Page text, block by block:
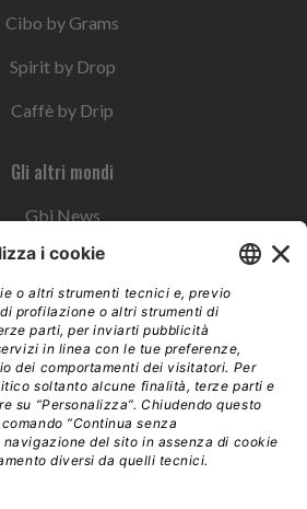
Cibo by Grams
Spirit by Drop
Caffè by Drip
Gli altri mondi
Gbi News
Instoremag
Esplora il gruppo
Edra Edizioni
Edizioni LSWR
LSWR Group